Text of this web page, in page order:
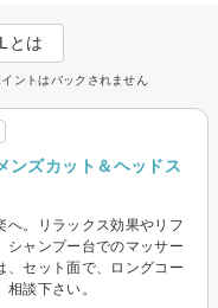
とは
ントはバックされません
ンズカット＆ヘッドス
へ。リラックス効果やリフ
シャンプー台でのマッサー
、セット面で、ロングコー
談下さい。